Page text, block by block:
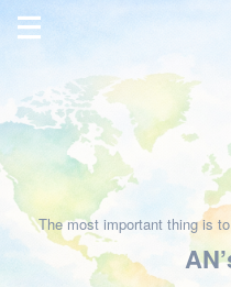
The most important thing is